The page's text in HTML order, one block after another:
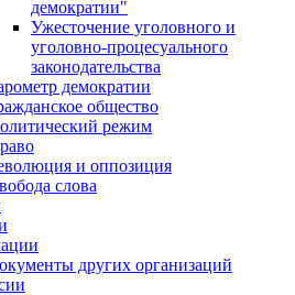
демократии"
Ужесточение уголовного и
уголовно-процесуального
законодательства
демократии
общество
режим
и оппозиция
слова
других организаций